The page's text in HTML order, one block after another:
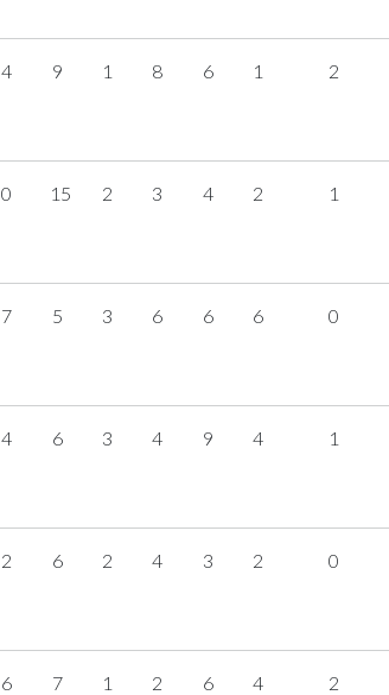
4 9 1 8 6 1 2
0 15 2 3 4 2 1
7 5 3 6 6 6 0
4 6 3 4 9 4 1
2 6 2 4 3 2 0
6 7 1 2 6 4 2